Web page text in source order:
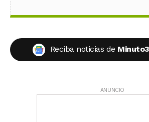
Reciba noticias de
ANUNCIO